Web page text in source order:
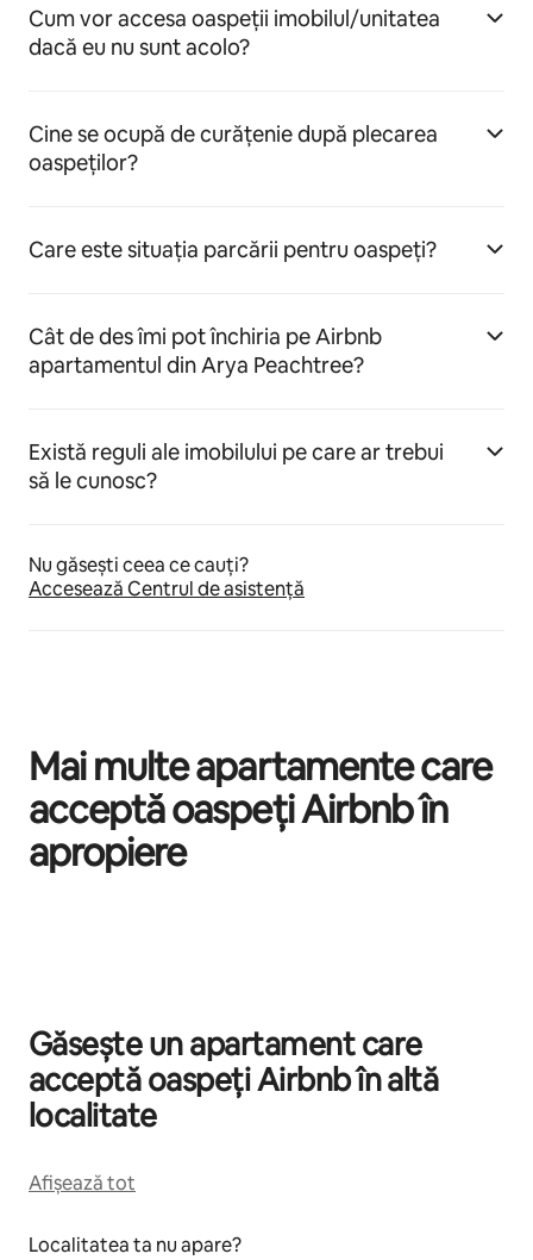
Cum vor accesa oaspeții imobilul/unitatea
dacă eu nu sunt acolo?
Cine se ocupă de curățenie după plecarea
oaspeților?
Care este situația parcării pentru oaspeți?
Cât de des îmi pot închiria pe Airbnb
apartamentul din Arya Peachtree?
Există reguli ale imobilului pe care ar trebui
să le cunosc?
Nu găsești ceea ce cauți?
Accesează Centrul de asistență
Mai multe apartamente care
acceptă oaspeți Airbnb în
apropiere
Găsește un apartament care
acceptă oaspeți Airbnb în altă
localitate
Afișează tot
Localitatea ta nu apare?